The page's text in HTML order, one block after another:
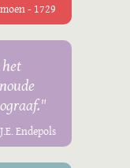
- 1729
Endepols